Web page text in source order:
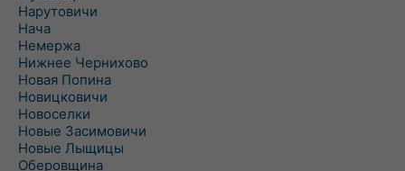
Нарутовичи
Нача
Немержа
Нижнее Чернихово
Новая Попина
Новицковичи
Новоселки
Новые Засимовичи
Новые Лыщицы
Оберовщина